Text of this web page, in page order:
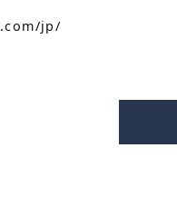
jp/